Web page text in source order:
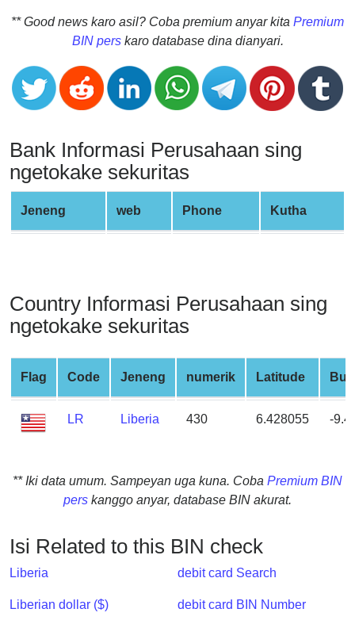
Banks
Credit
Card
Validator
Card
Generator
Random
Credit
Card
Card
from
Credit
Card
Checker
Service
What
Address
?
IP
Lookup
** Good news karo asil? Coba premium anyar kita Premium
BIN perskaro database dina dianyari.
Bank Informasi Perusahaan sing
ngetokake sekuritas
Jeneng web Phone Kutha
Country Informasi Perusahaan sing
ngetokake sekuritas
Flag Code Jeneng numerik Latitude
LR Liberia 430 6.428055 -
** Iki data umum. Sampeyan uga kuna. Coba Premium BIN
pers kanggo anyar, database BIN akurat.
Isi Related to this BIN check
Liberia
Liberian dollar ($)
debit card Search
debit card BIN Number